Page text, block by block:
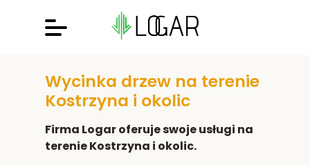
Wycinka drzew na terenie
Kostrzyna i okolic
Firma Logar oferuje swoje usługi na
terenie Kostrzyna i okolic.